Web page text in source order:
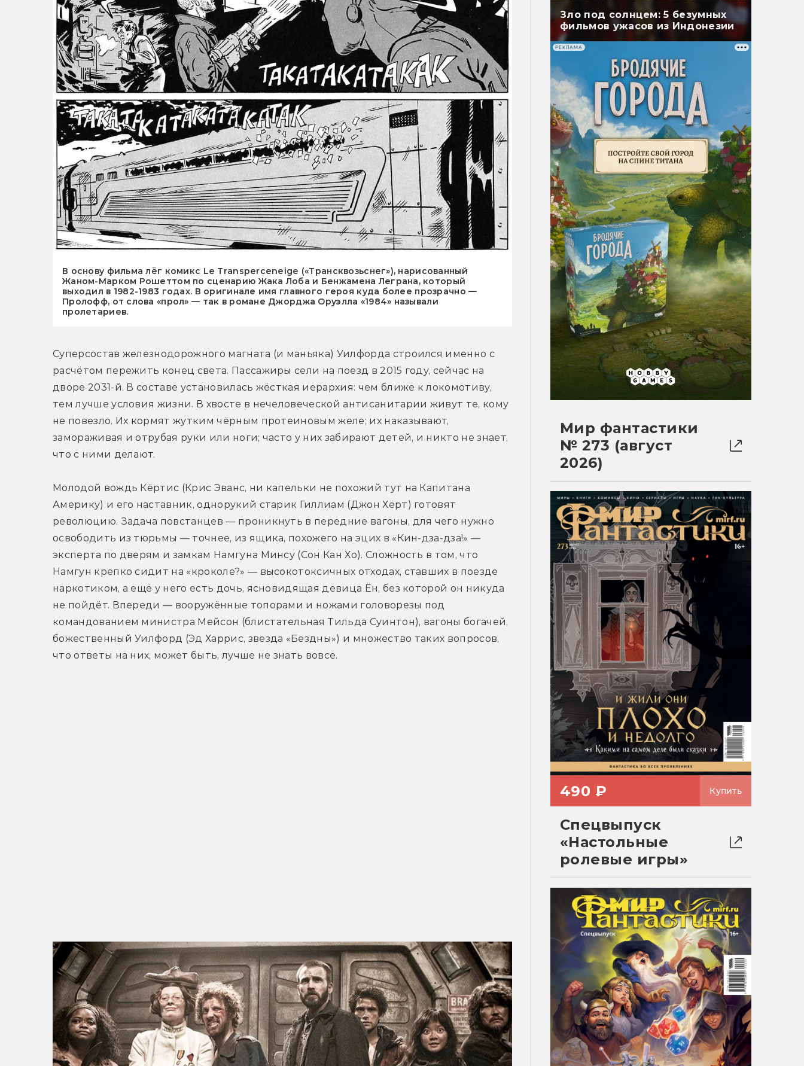
В основу фильма лёг комикс Le Transperceneige («Трансквозьснег»), нарисованный
Жаном-Марком Рошеттом по сценарию Жака Лоба и Бенжамена Леграна, который
выходил в 1982-1983 годах. В оригинале имя главного героя куда более прозрачно —
Пролофф, от слова «прол» — так в романе Джорджа Оруэлла «1984» называли
пролетариев.
Суперсостав железнодорожного магната (и маньяка) Уилфорда строился именно с
расчётом пережить конец света. Пассажиры сели на поезд в 2015 году, сейчас на
дворе 2031-й. В составе установилась жёсткая иерархия: чем ближе к локомотиву,
тем лучше условия жизни. В хвосте в нечеловеческой антисанитарии живут те, кому
не повезло. Их кормят жутким чёрным протеиновым желе; их наказывают,
замораживая и отрубая руки или ноги; часто у них забирают детей, и никто не знает,
что с ними делают.
Молодой вождь Кёртис (Крис Эванс, ни капельки не похожий тут на Капитана
Америку) и его наставник, однорукий старик Гиллиам (Джон Хёрт) готовят
революцию. Задача повстанцев — проникнуть в передние вагоны, для чего нужно
освободить из тюрьмы — точнее, из ящика, похожего на эцих в «Кин-дза-дза!» —
эксперта по дверям и замкам Намгуна Минсу (Сон Кан Хо). Сложность в том, что
Намгун крепко сидит на «кроколе?» — высокотоксичных отходах, ставших в поезде
наркотиком, а ещё у него есть дочь, ясновидящая девица Ён, без которой он никуда
не пойдёт. Впереди — вооружённые топорами и ножами головорезы под
командованием министра Мейсон (блистательная Тильда Суинтон), вагоны богачей,
божественный Уилфорд (Эд Харрис, звезда «Бездны») и множество таких вопросов,
что ответы на них, может быть, лучше не знать вовсе.
Зло под солнцем: 5 безумных
фильмов ужасов из Индонезии
РЕКЛАМА
Мир фантастики
№ 273 (август
2026)
490 ₽ Купить
Спецвыпуск
«Настольные
ролевые игры»